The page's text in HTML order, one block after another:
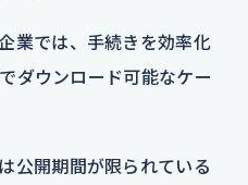
業では、手続きを効率化
ダウンロード可能なケー
公開期間が限られている